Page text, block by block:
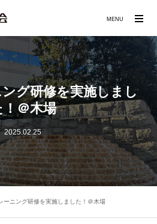
グ研修を実施しまし
！＠木場
2025.02.25
ーニング研修を実施しました！＠木場
MENU